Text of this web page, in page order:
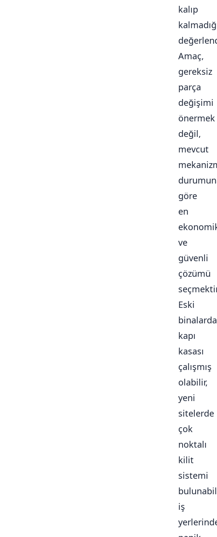
kalıp
Amaç,
gereksiz
parça
değişimi
önermek
değil,
mevcut
göre
en
ve
güvenli
çözümü
Eski
binalarda
kapı
kasası
çalışmış
olabilir,
yeni
sitelerde
çok
noktalı
kilit
sistemi
iş